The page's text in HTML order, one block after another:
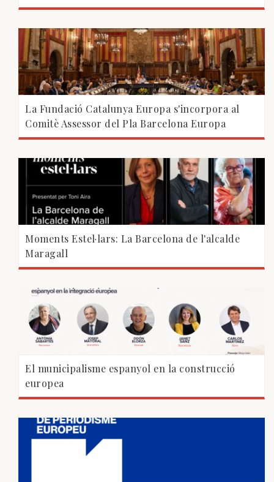
La Fundació Catalunya Europa s'incorpora al
Comitè Assessor del Pla Barcelona Europa
Moments Estel·lars: La Barcelona de l'alcalde
Maragall
El municipalisme espanyol en la construcció
europea